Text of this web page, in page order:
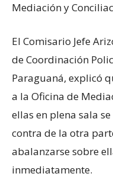
Mediación y
El Comisario Jefe
de Coordinación
Paraguaná, explicó
a la Oficina de
ellas en plena sala
contra de la otra
abalanzarse sobre
inmediatamente.